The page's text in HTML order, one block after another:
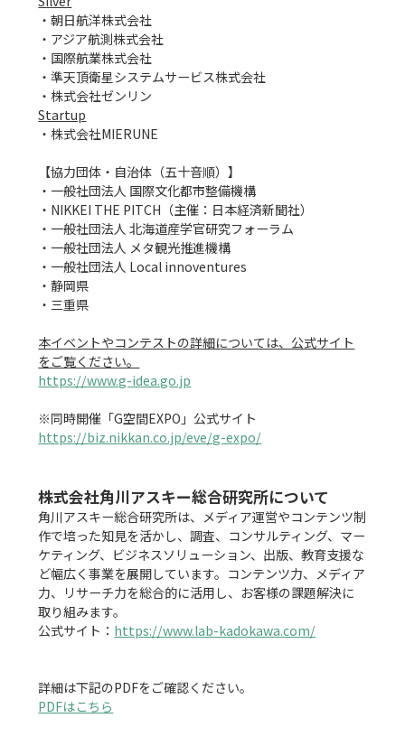
・朝日航洋株式会社
・アジア航測株式会社
・国際航業株式会社
・準天頂衛星システムサービス株式会社
Startup
・株式会社MIERUNE
【協力団体・自治体（五十音順）】
・一般社団法人 国際文化都市整備機構
・NIKKEI THE PITCH（主催：日本経済新聞社）
・一般社団法人 北海道産学官研究フォーラム
・一般社団法人 メタ観光推進機構
・一般社団法人 Local innoventures
・静岡県
・三重県
本イベントやコンテストの詳細については、公式サイト
をご覧ください。
https://www.g-idea.go.jp
https://biz.nikkan.co.jp/eve/g-expo/
株式会社角川アスキー総合研究所について
角川アスキー総合研究所は、メディア運営やコンテンツ制
作で培った知見を活かし、調査、コンサルティング、マー
ケティング、ビジネスソリューション、出版、教育支援な
ど幅広く事業を展開しています。コンテンツ力、メディア
力、リサーチ力を総合的に活用し、お客様の課題解決に
取り組みます。
公式サイト： https://www.lab-kadokawa.com/
PDFはこちら